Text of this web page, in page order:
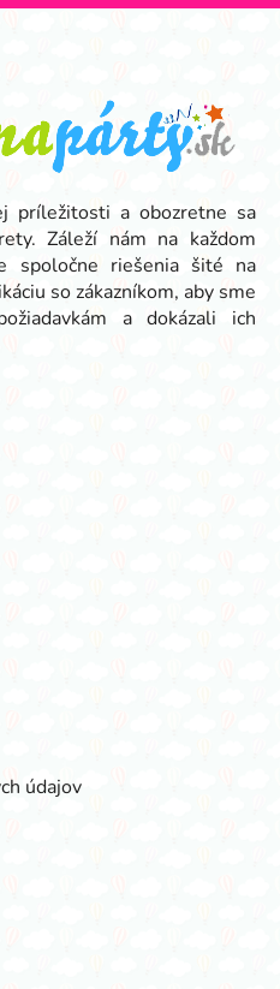
príležitosti a obozretne sa
Záleží nám na každom
spoločne riešenia šité na
so zákazníkom, aby sme
a dokázali ich
údajov